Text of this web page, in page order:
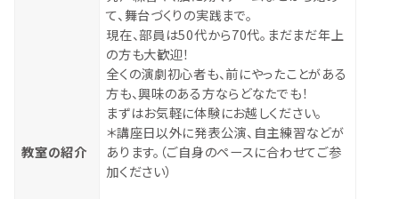
教室の紹介
て、舞台づくりの実践まで。
現在、部員は50代から70代。まだまだ年上
の方も大歓迎！
全くの演劇初心者も、前にやったことがある
方も、興味のある方ならどなたでも！
まずはお気軽に体験にお越しください。
＊講座日以外に発表公演、自主練習などが
あります。（ご自身のペースに合わせてご参
加ください）